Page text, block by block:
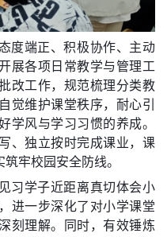
度端正、积极协作、主动
展各项日常教学与管理工
改工作，规范梳理分类教
觉维护课堂秩序，耐心引
学风与学习习惯的养成。
、独立按时完成课业，课
牢校园安全防线。
习学子近距离真切体会小
进一步深化了对小学课堂
刻理解。同时，有效锤炼